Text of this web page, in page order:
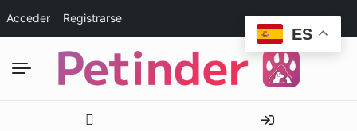
Acceder Registrarse
ES